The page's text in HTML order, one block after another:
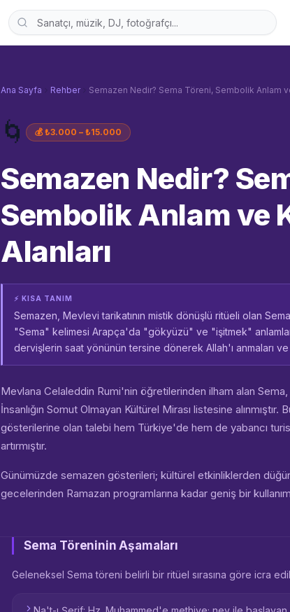
Ana Sayfa Rehber Semazen Nedir? Sema Töreni, Sembolik Anlam
🌀 💰₺3.000 – ₺15.000
Semazen Nedir?
Sembolik Anlam ve
Alanları
⚡ KISA TANIM
Semazen, Mevlevi tarikatının mistik dönüşlü ritüeli olan
"Sema" kelimesi Arapça'da "gökyüzü" ve "işitmek"
dervişlerin saat yönünün tersine dönerek Allah'ı anmaları
Mevlana Celaleddin Rumi'nin öğretilerinden ilham alan Sema,
İnsanlığın Somut Olmayan Kültürel Mirası listesine alınmıştır.
gösterilerine olan talebi hem Türkiye'de hem de yabancı
artırmıştır.
Günümüzde semazen gösterileri; kültürel etkinliklerden
gecelerinden Ramazan programlarına kadar geniş bir kullanım
Sema Töreninin Aşamaları
Geleneksel Sema töreni belirli bir ritüel sırasına göre icra